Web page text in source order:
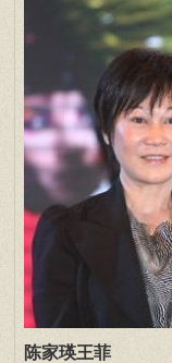
陈家瑛王菲